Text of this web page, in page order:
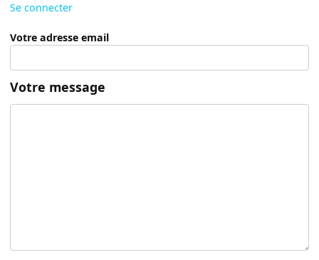
Se connecter
Votre adresse email
Votre message